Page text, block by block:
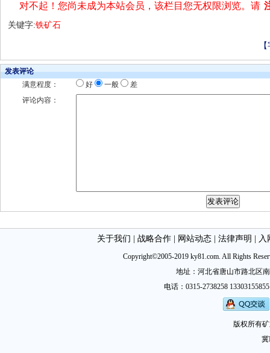
对不起！您尚未成为本站会员，该栏目您无权限浏览。请
关键字:铁矿石
发表评论
满意程度：
好 一般
差
评论内容：
关于我们 战略合作| 网站动态| 法律声明 入
Copyright©2005-2019 ky81.com. All Rights
地址：河北省唐山市路北区
电话：0315-2738258
版权所有
冀